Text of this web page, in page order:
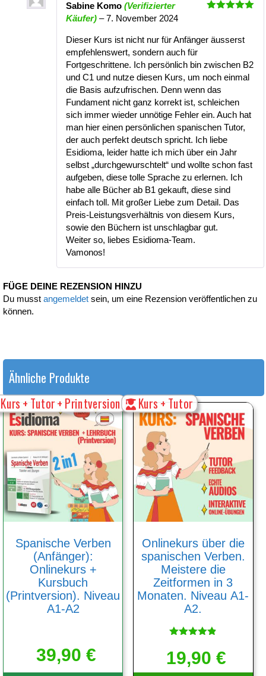
Sabine Komo (Verifizierter
Käufer) – 7. November 2024
Dieser Kurs ist nicht nur für Anfänger äusserst
empfehlenswert, sondern auch für
Fortgeschrittene. Ich persönlich bin zwischen B2
und C1 und nutze diesen Kurs, um noch einmal
die Basis aufzufrischen. Denn wenn das
Fundament nicht ganz korrekt ist, schleichen
sich immer wieder unnötige Fehler ein. Auch hat
man hier einen persönlichen spanischen Tutor,
der auch perfekt deutsch spricht. Ich liebe
Esidioma, leider hatte ich mich über ein Jahr
selbst „durchgewurschtelt“ und wollte schon fast
aufgeben, diese tolle Sprache zu erlernen. Ich
habe alle Bücher ab B1 gekauft, diese sind
einfach toll. Mit großer Liebe zum Detail. Das
Preis-Leistungsverhältnis von diesem Kurs,
sowie den Büchern ist unschlagbar gut.
Weiter so, liebes Esidioma-Team.
Vamonos!
FÜGE DEINE REZENSION HINZU
Du musst angemeldet sein, um eine Rezension veröffentlichen zu
können.
Ähnliche Produkte
+ Tutor + Printversion
Spanische Verben
(Anfänger):
Onlinekurs +
Kursbuch
(Printversion). Niveau
A1-A2
39,90 €
Kurs + Tutor
Onlinekurs über die
spanischen Verben.
Meistere die
Zeitformen in 3
Monaten. Niveau А1-
А2.
mit
4.83
von 5
19,90 €